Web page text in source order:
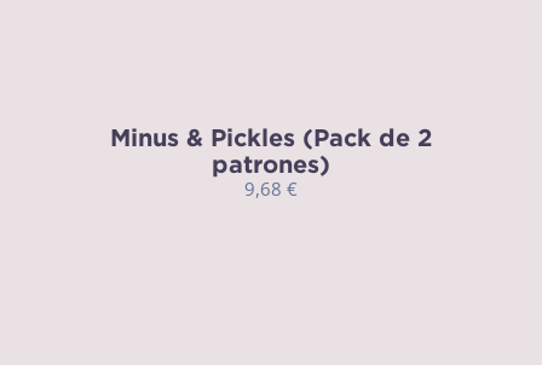
Minus & Pickles (Pack de 2
patrones)
9,68 €